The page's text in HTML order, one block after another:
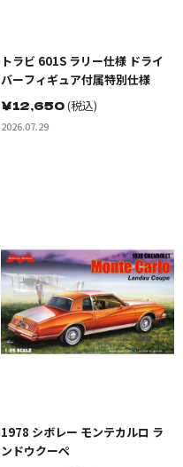
トラビ 601S ラリー仕様 ドライ
バーフィギュア付属特別仕様
￥12,650(税込)
2026.07.29
1978 シボレー モンテカルロ ラ
ンドウクーペ